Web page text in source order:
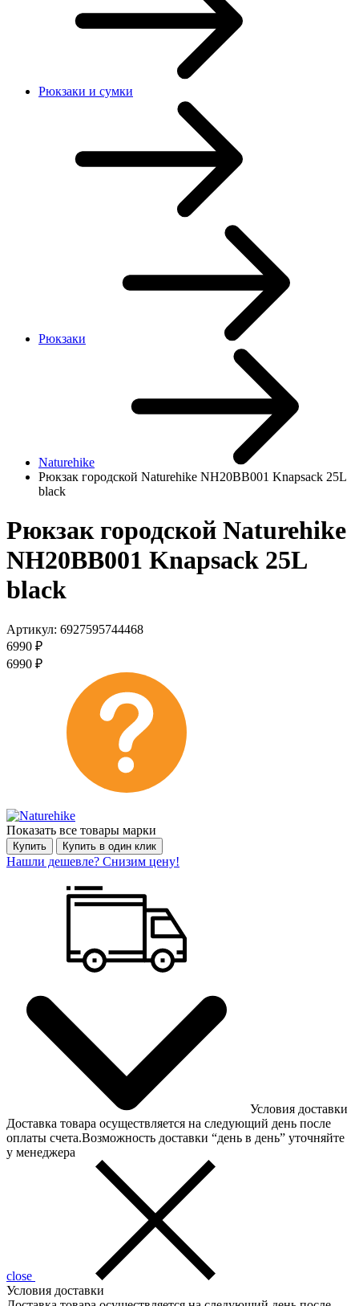
Рюкзаки и сумки
Рюкзаки
Naturehike
Рюкзак городской Naturehike NH20BB001 Knapsack 25L
black
Рюкзак городской Naturehike
NH20BB001 Knapsack 25L
black
Артикул: 6927595744468
6990 ₽
6990 ₽
Показать все товары марки
Купить Купить в один клик
Нашли дешевле? Снизим цену!
Условия доставки
Доставка товара осуществляется на следующий день после
оплаты счета.Возможность доставки “день в день” уточняйте
у менеджера
close
Условия доставки